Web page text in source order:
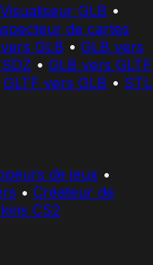
Visualiseur GLB •
de cartes
GLB • GLB vers
• GLB vers GLTF
GLTF vers GLB • STL
de jeux •
• Créateur de
CS2